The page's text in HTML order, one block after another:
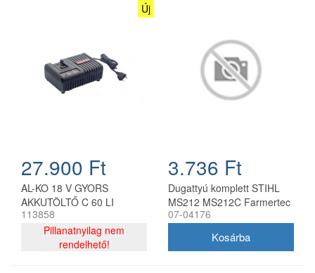
Új
27.900 Ft
AL-KO 18 V GYORS
AKKUTÖLTŐ C 60 LI
KIFUTÓ TERMÉK
113858
Pillanatnyilag nem
rendelhető!
3.736 Ft
Dugattyú komplett STIHL
MS212 MS212C Farmertec
láncfűrészhez
07-04176